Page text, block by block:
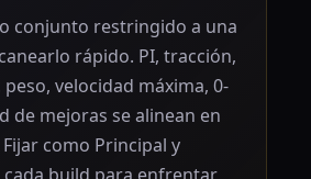
conjunto restringido a una
rápido. PI, tracción,
peso, velocidad máxima, 0-
de mejoras se alinean en
como Principal y